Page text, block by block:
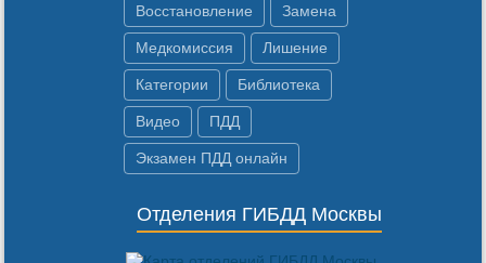
Восстановление Замена
Медкомиссия Лишение
Категории Библиотека
Видео ПДД
Экзамен ПДД онлайн
Отделения ГИБДД Москвы